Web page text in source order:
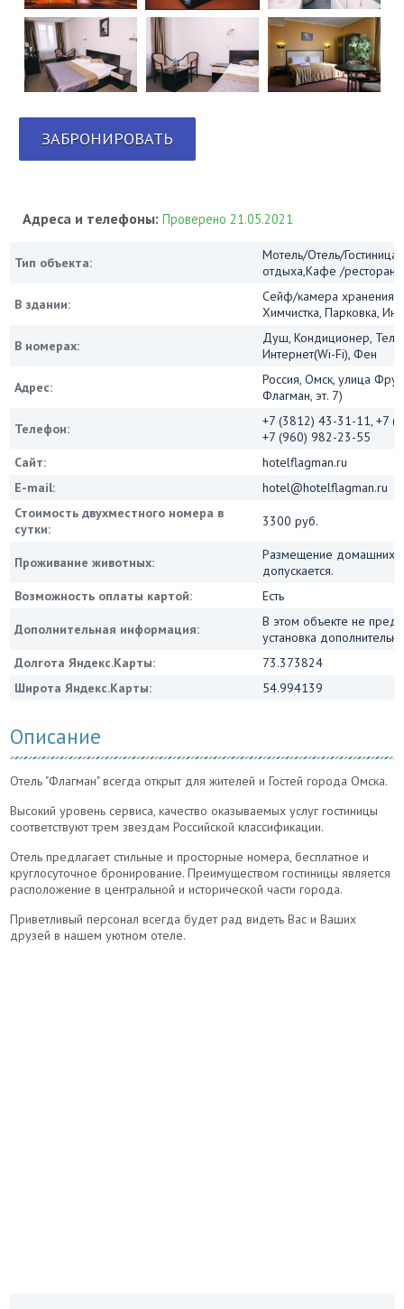
ЗАБРОНИРОВАТЬ
Адреса и телефоны:Проверено 21.05.2021
Тип объекта:
Мотель/Отель/
отдыха,Кафе /рестораны
В здании:
Сейф/камера хранения,
Химчистка, Парковка,
В номерах:
Душ, Кондиционер,
Интернет(Wi-Fi), Фен
Адрес:
Россия, Омск, улица
Флагман, эт. 7)
Телефон:
+7 (3812) 43-31-11, +7
+7 (960) 982-23-55
Сайт:
hotelflagman.ru
E-mail:
hotel@hotelflagman.ru
Стоимость двухместного номера в
сутки:
3300 руб.
Проживание животных:
Размещение домашних
допускается.
Возможность оплаты картой:
Есть
Дополнительная информация:
В этом объекте не
установка
Долгота Яндекс.Карты:
73.373824
Широта Яндекс.Карты:
54.994139
Описание
Отель "Флагман" всегда открыт для жителей и Гостей города Омска.
Высокий уровень сервиса, качество оказываемых услуг гостиницы
соответствуют трем звездам Российской классификации.
Отель предлагает стильные и просторные номера, бесплатное и
круглосуточное бронирование. Преимуществом гостиницы является
расположение в центральной и исторической части города.
Приветливый персонал всегда будет рад видеть Вас и Ваших
друзей в нашем уютном отеле.